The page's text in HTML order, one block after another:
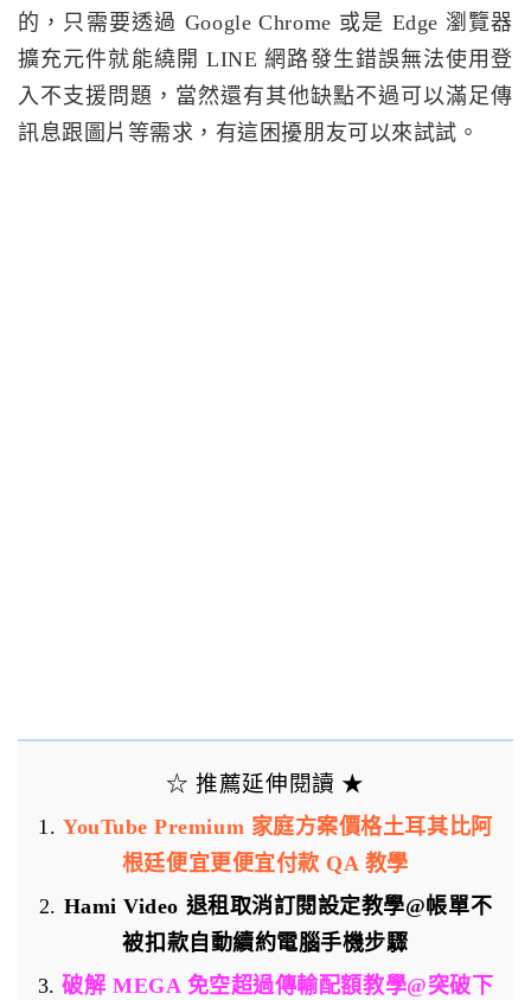
的，只需要透過 Google Chrome 或是 Edge 瀏覽器
擴充元件就能繞開 LINE 網路發生錯誤無法使用登
入不支援問題，當然還有其他缺點不過可以滿足傳
訊息跟圖片等需求，有這困擾朋友可以來試試。
☆ 推薦延伸閱讀 ★
1.YouTube Premium 家庭方案價格土耳其比阿
根廷便宜更便宜付款 QA 教學
2. Hami Video 退租取消訂閱設定教學@帳單不
被扣款自動續約電腦手機步驟
3.破解 MEGA 免空超過傳輸配額教學@突破下